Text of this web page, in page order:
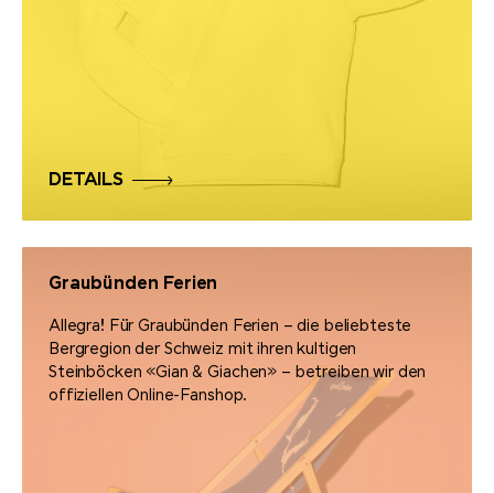
DETAILS
Graubünden Ferien
Allegra! Für Graubünden Ferien – die beliebteste
Bergregion der Schweiz mit ihren kultigen
Steinböcken «Gian & Giachen» – betreiben wir den
offiziellen Online-Fanshop.